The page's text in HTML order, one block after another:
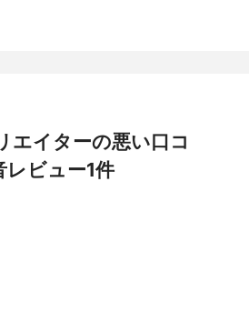
エイターの悪い口コ
レビュー1件